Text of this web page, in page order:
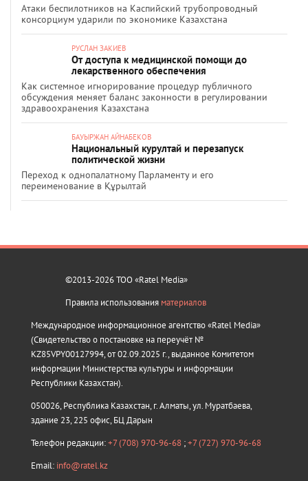
Атаки беспилотников на Каспийский трубопроводный
консорциум ударили по экономике Казахстана
РУСЛАН ЗАКИЕВ
От доступа к медицинской помощи до
лекарственного обеспечения
Как системное игнорирование процедур публичного
обсуждения меняет баланс законности в регулировании
здравоохранения Казахстана
БАУЫРЖАН АЙНАБЕКОВ
Национальный курултай и перезапуск
политической жизни
Переход к однопалатному Парламенту и его
переименование в Құрылтай
©2013-2026 ТОО «Ratel Media»
Правила использования материалов
Международное информационное агентство «Ratel Media»
(Свидетельство о постановке на переучёт №
KZ85VPY00127994, от 02.09.2025 г., выданное Комитетом
информации Министерства культуры и информации
Республики Казахстан).
050026, Республика Казахстан, г. Алматы, ул. Муратбаева,
здание 23, 225 офис, БЦ Дарын
Телефон редакции:+7 (708) 970-96-68 ;+7 (727) 970-96-68
Email: info@ratel.kz